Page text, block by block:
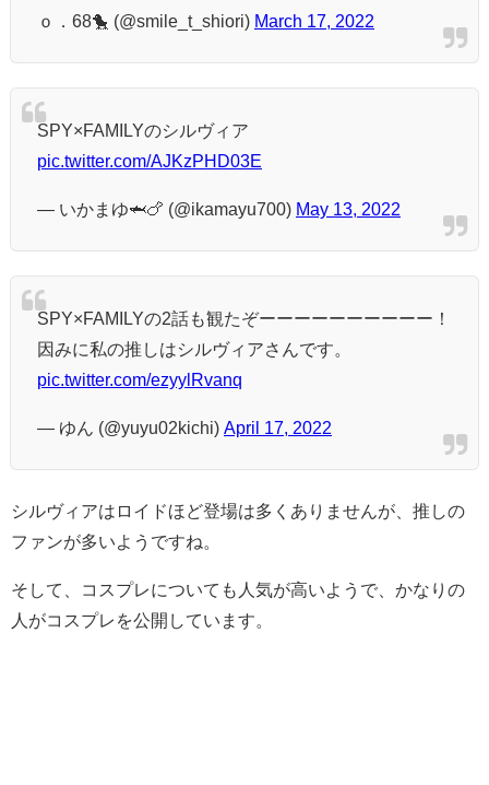
ｏ．68🐤 (@smile_t_shiori) March 17, 2022
SPY×FAMILYのシルヴィア
pic.twitter.com/AJKzPHD03E
— いかまゆ🦈🍗 (@ikamayu700) May 13, 2022
SPY×FAMILYの2話も観たぞーーーーーーーーーー！
因みに私の推しはシルヴィアさんです。
pic.twitter.com/ezyylRvanq
— ゆん (@yuyu02kichi) April 17, 2022
シルヴィアはロイドほど登場は多くありませんが、推しの
ファンが多いようですね。
そして、コスプレについても人気が高いようで、かなりの
人がコスプレを公開しています。